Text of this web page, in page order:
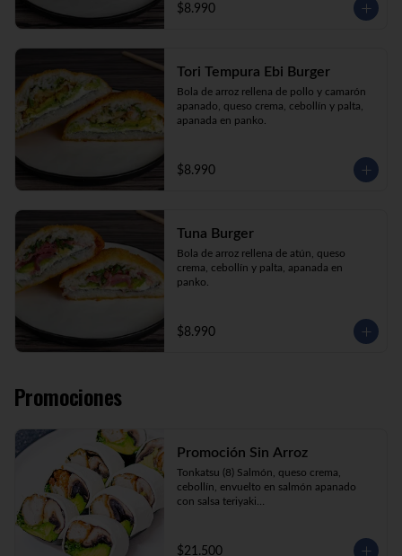
$8.990
Tori Tempura Ebi Burger
Bola de arroz rellena de pollo y camarón
apanado, queso crema, cebollín y palta,
apanada en panko.
$8.990
Tuna Burger
Bola de arroz rellena de atún, queso
crema, cebollín y palta, apanada en
panko.
$8.990
Promociones
Promoción Sin Arroz
Tonkatsu (8) Salmón, queso crema,
cebollín, envuelto en salmón apanado
con salsa teriyaki
Sake Ebi (8) Camarón, salmón, queso
$21.500